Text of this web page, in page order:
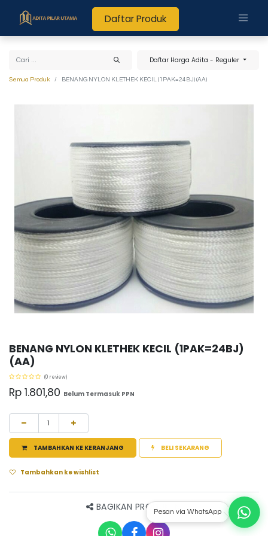
Daftar Produk
Daftar Harga Adita - Reguler
Semua Produk BENANG NYLON KLETHEK KECIL (1PAK=24BJ) (AA)
BENANG NYLON KLETHEK KECIL (1PAK=24BJ)
(AA)
(0 review)
Rp 1.801,80 Belum Termasuk PPN
TAMBAHKAN KE KERANJANG BELI SEKARANG
Tambahkan ke wishlist
BAGIKAN PRODUK INIPesan via WhatsApp